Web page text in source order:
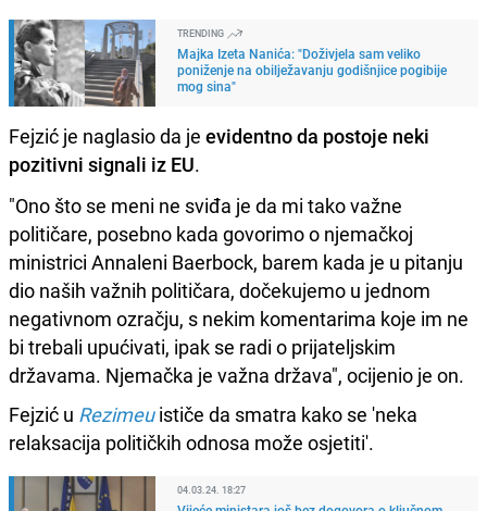
TRENDING
Majka Izeta Nanića: "Doživjela sam veliko
poniženje na obilježavanju godišnjice pogibije
mog sina"
Fejzić je naglasio da je evidentno da postoje neki
pozitivni signali iz EU.
"Ono što se meni ne sviđa je da mi tako važne
političare, posebno kada govorimo o njemačkoj
ministrici Annaleni Baerbock, barem kada je u pitanju
dio naših važnih političara, dočekujemo u jednom
negativnom ozračju, s nekim komentarima koje im ne
bi trebali upućivati, ipak se radi o prijateljskim
državama. Njemačka je važna država", ocijenio je on.
Fejzić u Rezimeuističe da smatra kako se 'neka
relaksacija političkih odnosa može osjetiti'.
04.03.24. 18:27